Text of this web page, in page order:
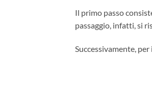
Il primo passo
passaggio, infatti, si
Successivamente,